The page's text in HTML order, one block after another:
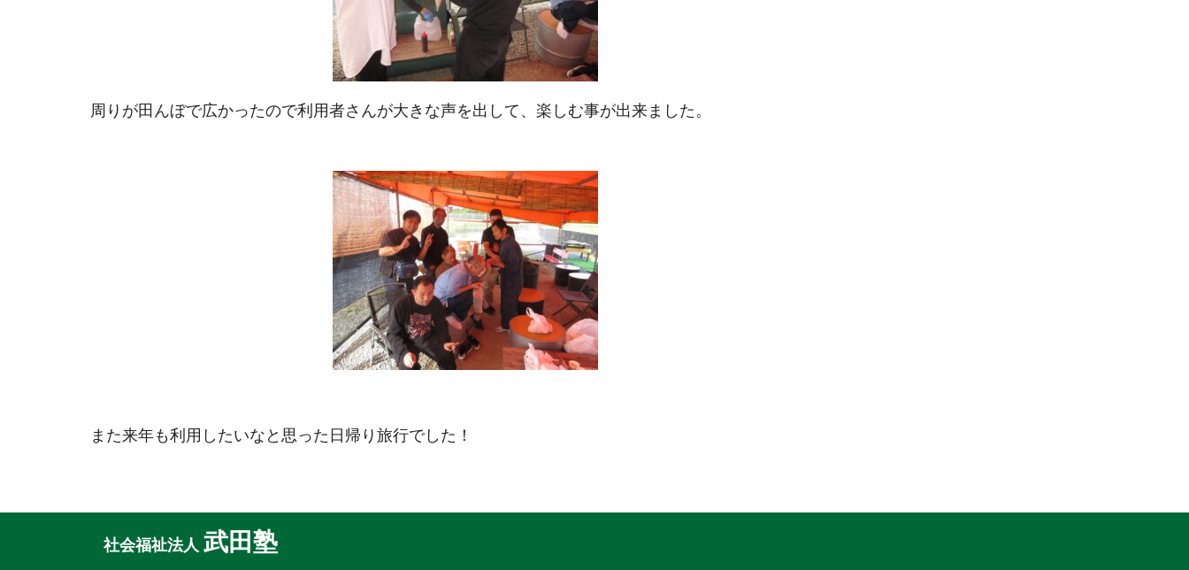
周りが田んぼで広かったので利用者さんが大きな声を出して、楽しむ事が出来ました。
また来年も利用したいなと思った日帰り旅行でした！
社会福祉法人 武田塾